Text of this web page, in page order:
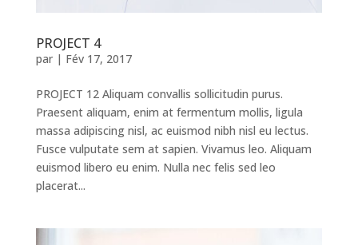
PROJECT 4
par | Fév 17, 2017
PROJECT 12 Aliquam convallis sollicitudin purus.
Praesent aliquam, enim at fermentum mollis, ligula
massa adipiscing nisl, ac euismod nibh nisl eu lectus.
Fusce vulputate sem at sapien. Vivamus leo. Aliquam
euismod libero eu enim. Nulla nec felis sed leo
placerat...